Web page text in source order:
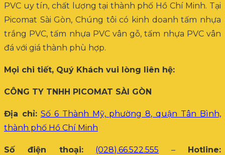
PVC uy tín, chất lượng tại thành phố Hồ Chí Minh. Tại
Picomat Sài Gòn, Chúng tôi có kinh doanh tấm nhựa
trắng PVC, tấm nhựa PVC vân gỗ, tấm nhựa PVC vân
đá với giá thành phù hợp.
Mọi chi tiết, Quý Khách vui lòng liên hệ:
CÔNG TY TNHH PICOMAT SÀI GÒN
Địa chỉ: Số 6 Thành Mỹ, phường 8, quận Tân Bình,
thành phố Hồ Chí Minh
Số điện thoại: (028).66.522.555 – Hotline: